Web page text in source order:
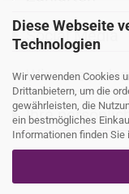
Diese Webseite
Technologien
Wir verwenden Cookies
Drittanbietern, um die
gewährleisten, die
ein bestmögliches
Informationen finden Sie
Social Media
Wir
Ihre